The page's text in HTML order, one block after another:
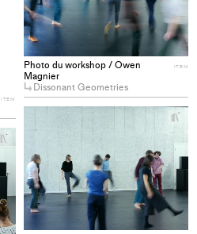
ITEM
Photo du workshop / Owen
Magnier
Dissonant Geometries
ITEM
+
Add
to
+
Add
project
collections